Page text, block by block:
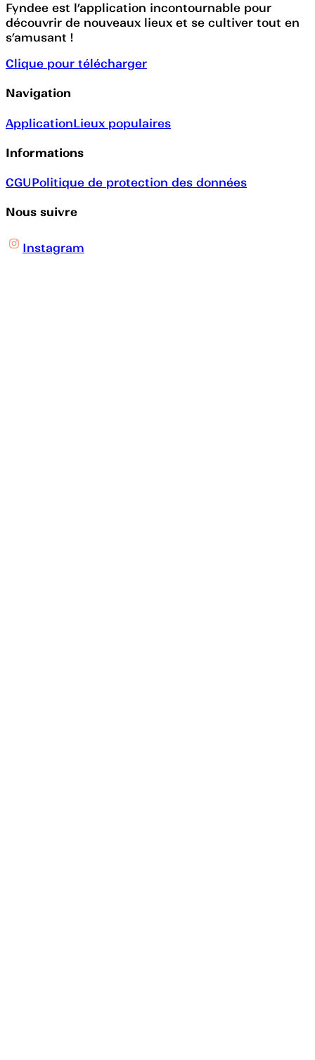
Fyndee est l’application incontournable pour
découvrir de nouveaux lieux et se cultiver tout en
s’amusant !
Clique pour télécharger
Navigation
ApplicationLieux populaires
Informations
CGUPolitique de protection des données
Nous suivre
Instagram